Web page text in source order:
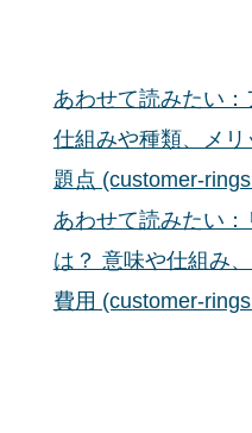
あわせて読みたい
仕組みや種類、メ
題点 (customer-
あわせて読みたい
は？ 意味や仕組み
費用 (customer-